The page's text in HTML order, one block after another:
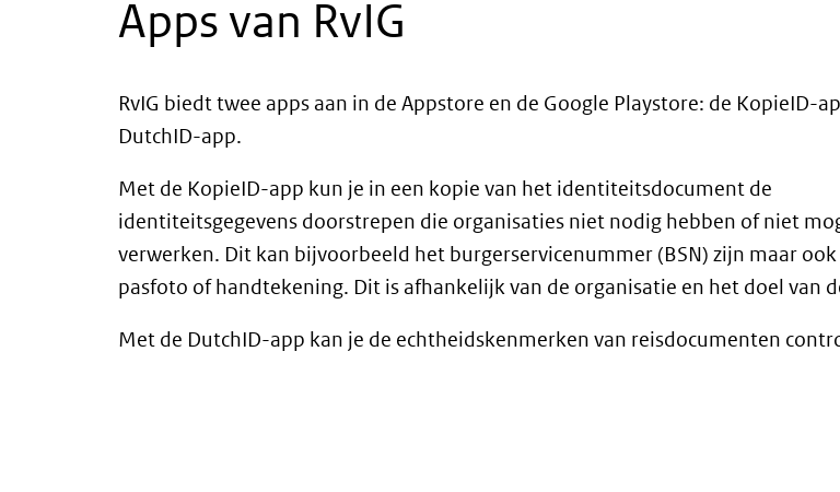
Apps van RvIG
Intro
RvIG biedt twee apps aan in de Appstore en de Google Playstore: de KopieID-
DutchID-app.
Met de KopieID-app kun je in een kopie van het identiteitsdocument de
identiteitsgegevens doorstrepen die organisaties niet nodig hebben of niet
verwerken. Dit kan bijvoorbeeld het burgerservicenummer (BSN) zijn maar ook
pasfoto of handtekening. Dit is afhankelijk van de organisatie en het doel van
Met de DutchID-app kan je de echtheidskenmerken van reisdocumenten